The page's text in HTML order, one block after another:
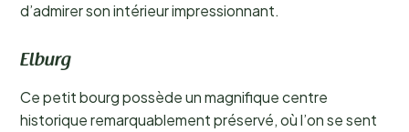
d’admirer son intérieur impressionnant.
Elburg
Ce petit bourg possède un magnifique centre
historique remarquablement préservé, où l’on se sent